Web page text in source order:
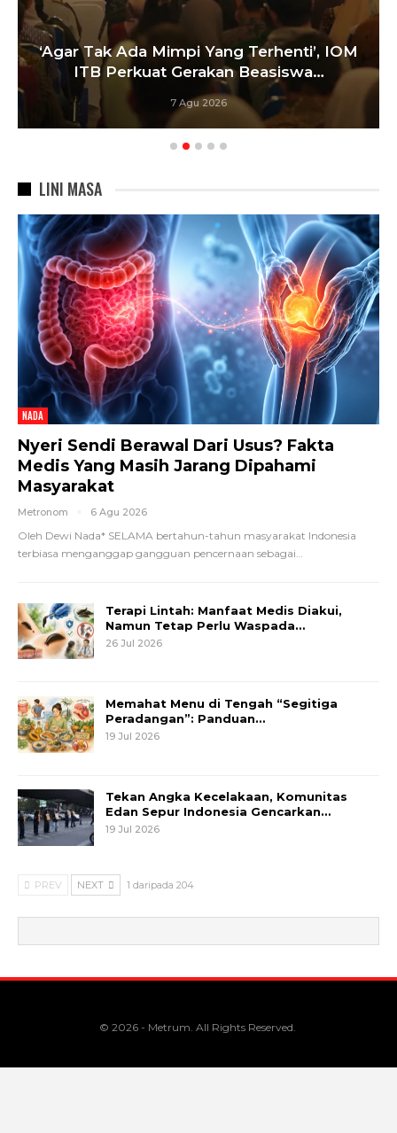
‘Agar Tak Ada Mimpi Yang Terhenti’, IOM
ITB Perkuat Gerakan Beasiswa…
7 Agu 2026
LINI MASA
NADA
Nyeri Sendi Berawal Dari Usus? Fakta
Medis Yang Masih Jarang Dipahami
Masyarakat
Metronom 6 Agu 2026
Oleh Dewi Nada* SELAMA bertahun-tahun masyarakat Indonesia
terbiasa menganggap gangguan pencernaan sebagai
Terapi Lintah: Manfaat Medis Diakui,
Namun Tetap Perlu Waspada…
26 Jul 2026
Memahat Menu di Tengah “Segitiga
Peradangan”: Panduan…
19 Jul 2026
Tekan Angka Kecelakaan, Komunitas
Edan Sepur Indonesia Gencarkan…
19 Jul 2026
PREV NEXT 1 daripada 204
© 2026 - Metrum. All Rights Reserved.